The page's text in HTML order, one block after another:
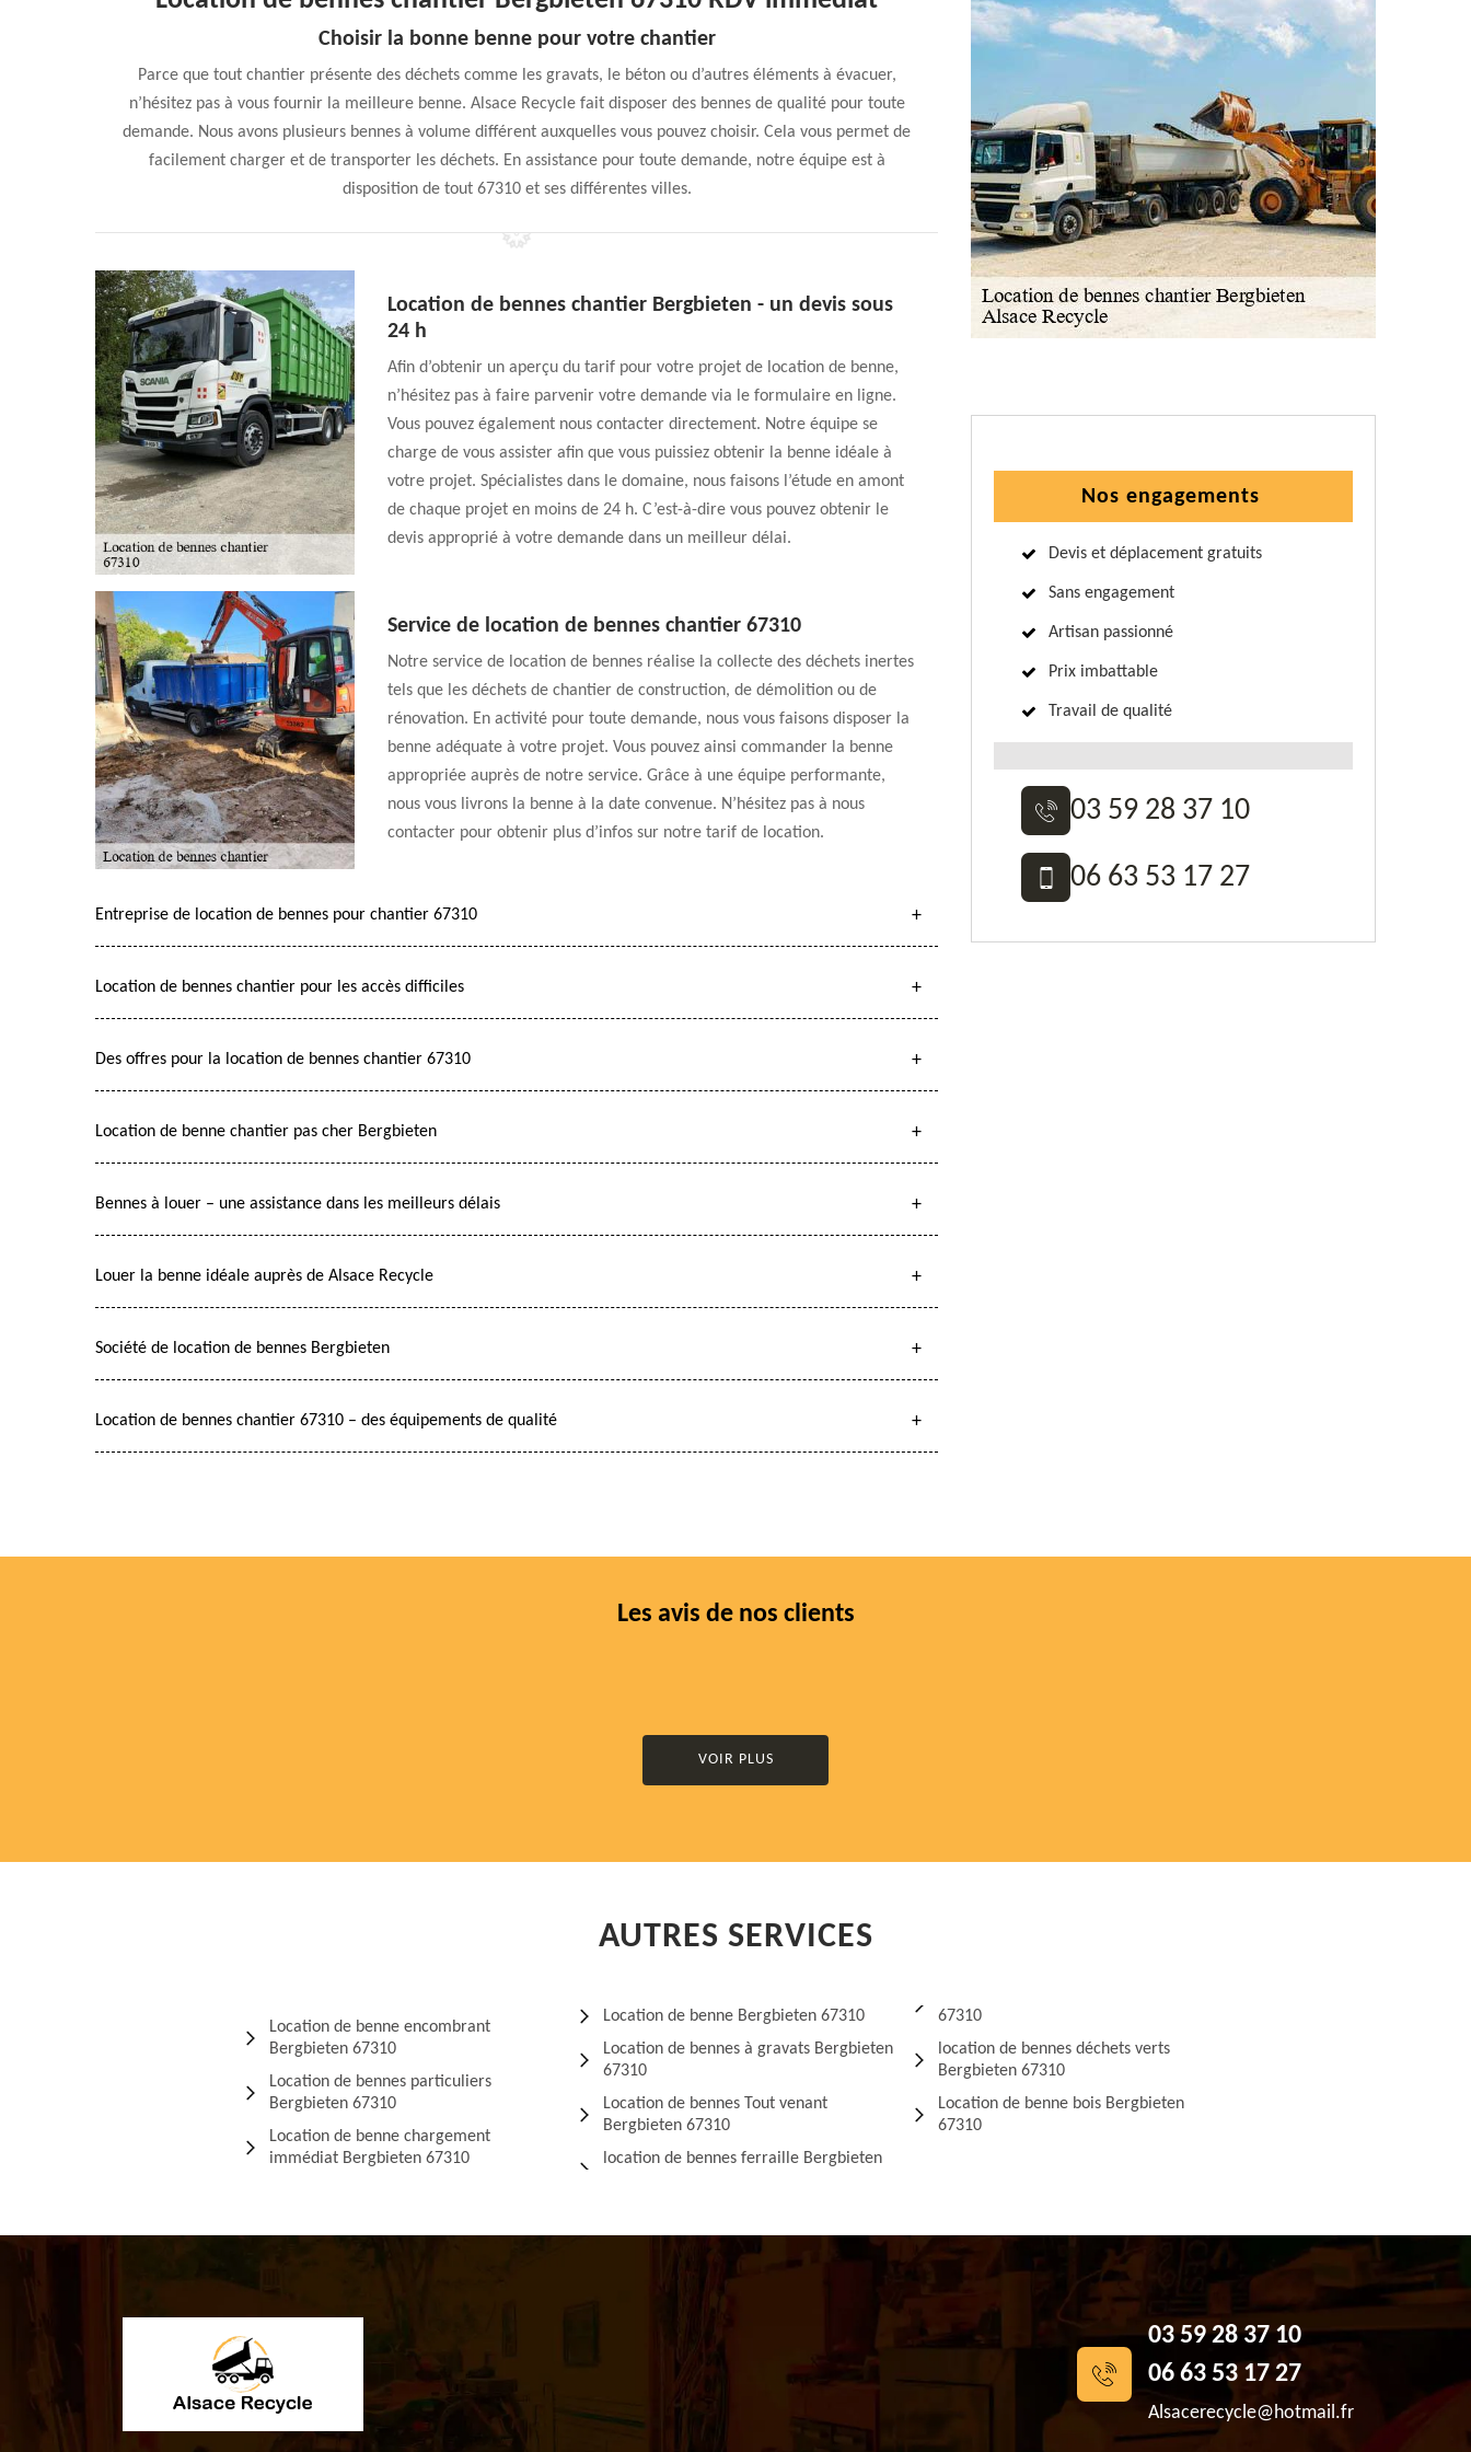
Choisir la bonne benne pour votre chantier
Parce que tout chantier présente des déchets comme les gravats, le béton ou d’autres éléments à évacuer,
n’hésitez pas à vous fournir la meilleure benne. Alsace Recycle fait disposer des bennes de qualité pour toute
demande. Nous avons plusieurs bennes à volume différent auxquelles vous pouvez choisir. Cela vous permet de
facilement charger et de transporter les déchets. En assistance pour toute demande, notre équipe est à
disposition de tout 67310 et ses différentes villes.
Location de bennes chantier Bergbieten - un devis sous
24 h
Afin d’obtenir un aperçu du tarif pour votre projet de location de benne,
n’hésitez pas à faire parvenir votre demande via le formulaire en ligne.
Vous pouvez également nous contacter directement. Notre équipe se
charge de vous assister afin que vous puissiez obtenir la benne idéale à
votre projet. Spécialistes dans le domaine, nous faisons l’étude en amont
de chaque projet en moins de 24 h. C’est-à-dire vous pouvez obtenir le
devis approprié à votre demande dans un meilleur délai.
Service de location de bennes chantier 67310
Notre service de location de bennes réalise la collecte des déchets inertes
tels que les déchets de chantier de construction, de démolition ou de
rénovation. En activité pour toute demande, nous vous faisons disposer la
benne adéquate à votre projet. Vous pouvez ainsi commander la benne
appropriée auprès de notre service. Grâce à une équipe performante,
nous vous livrons la benne à la date convenue. N’hésitez pas à nous
contacter pour obtenir plus d’infos sur notre tarif de location.
Entreprise de location de bennes pour chantier 67310
Location de bennes chantier pour les accès difficiles
Des offres pour la location de bennes chantier 67310
Location de benne chantier pas cher Bergbieten
Bennes à louer – une assistance dans les meilleurs délais
Louer la benne idéale auprès de Alsace Recycle
Société de location de bennes Bergbieten
Location de bennes chantier 67310 – des équipements de qualité
Nos engagements
Devis et déplacement gratuits
Sans engagement
Artisan passionné
Prix imbattable
Travail de qualité
03 59 28 37 10
06 63 53 17 27
Les avis de nos clients
VOIR PLUS
AUTRES SERVICES
Location de benne encombrant
Bergbieten 67310
Location de bennes particuliers
Bergbieten 67310
Location de benne chargement
immédiat Bergbieten 67310
Location de benne Bergbieten 67310
Location de bennes à gravats Bergbieten
67310
Location de bennes Tout venant
Bergbieten 67310
location de bennes ferraille Bergbieten
67310
location de bennes déchets verts
Bergbieten 67310
Location de benne bois Bergbieten
67310
03 59 28 37 10
06 63 53 17 27
Alsacerecycle@hotmail.fr